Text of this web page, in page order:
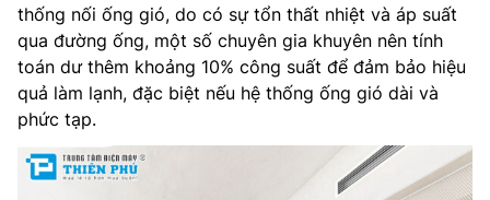
thống nối ống gió, do có sự tổn thất nhiệt và áp suất
qua đường ống, một số chuyên gia khuyên nên tính
toán dư thêm khoảng 10% công suất để đảm bảo hiệu
quả làm lạnh, đặc biệt nếu hệ thống ống gió dài và
phức tạp.